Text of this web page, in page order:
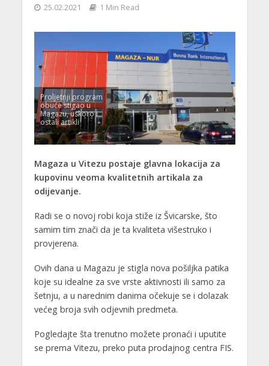
25.02.2021 1 Min Read
Proljetnji program
obuće stigao u
Magazu, uskoro i
ostali artikli
Magaza u Vitezu postaje glavna lokacija za
kupovinu veoma kvalitetnih artikala za
odijevanje.
Radi se o novoj robi koja stiže iz Švicarske, što
samim tim znači da je ta kvaliteta višestruko i
provjerena.
Ovih dana u Magazu je stigla nova pošiljka patika
koje su idealne za sve vrste aktivnosti ili samo za
šetnju, a u narednim danima očekuje se i dolazak
većeg broja svih odjevnih predmeta.
Pogledajte šta trenutno možete pronaći i uputite
se prema Vitezu, preko puta prodajnog centra FIS.